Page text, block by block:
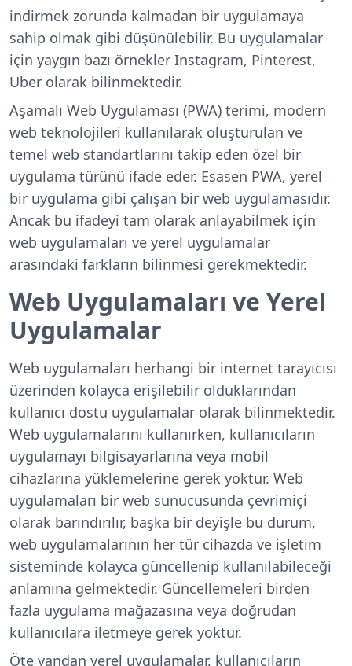
indirmek zorunda kalmadan bir uygulamaya
sahip olmak gibi düşünülebilir. Bu uygulamalar
için yaygın bazı örnekler Instagram, Pinterest,
Uber olarak bilinmektedir.
Aşamalı Web Uygulaması (PWA) terimi, modern
web teknolojileri kullanılarak oluşturulan ve
temel web standartlarını takip eden özel bir
uygulama türünü ifade eder. Esasen PWA, yerel
bir uygulama gibi çalışan bir web uygulamasıdır.
Ancak bu ifadeyi tam olarak anlayabilmek için
web uygulamaları ve yerel uygulamalar
arasındaki farkların bilinmesi gerekmektedir.
Web Uygulamaları ve Yerel
Uygulamalar
Web uygulamaları herhangi bir internet tarayıcısı
üzerinden kolayca erişilebilir olduklarından
kullanıcı dostu uygulamalar olarak bilinmektedir.
Web uygulamalarını kullanırken, kullanıcıların
uygulamayı bilgisayarlarına veya mobil
cihazlarına yüklemelerine gerek yoktur. Web
uygulamaları bir web sunucusunda çevrimiçi
olarak barındırılır, başka bir deyişle bu durum,
web uygulamalarının her tür cihazda ve işletim
sisteminde kolayca güncellenip kullanılabileceği
anlamına gelmektedir. Güncellemeleri birden
fazla uygulama mağazasına veya doğrudan
kullanıcılara iletmeye gerek yoktur.
Öte yandan yerel uygulamalar, kullanıcıların